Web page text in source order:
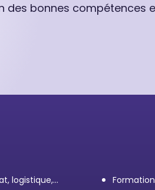
des bonnes compétences
logistique,